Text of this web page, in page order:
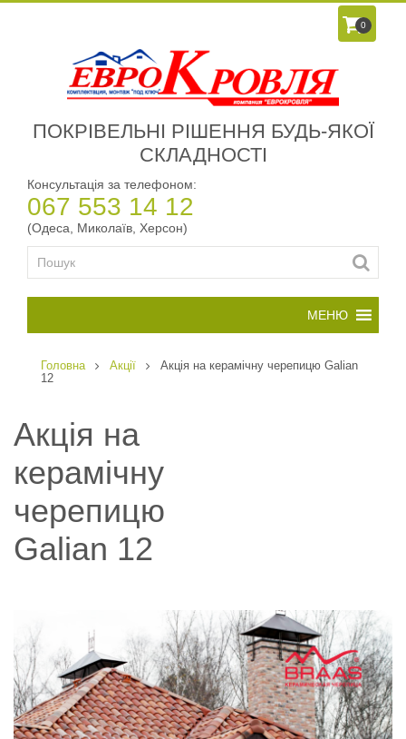
0
ПОКРІВЕЛЬНІ РІШЕННЯ БУДЬ-ЯКОЇ
СКЛАДНОСТІ
Консультація за телефоном:
067 553 14 12
(Одеса, Миколаїв, Херсон)
Головна Акції
Акція на керамічну черепицю Galian
12
Акція на
керамічну
черепицю
Galian 12